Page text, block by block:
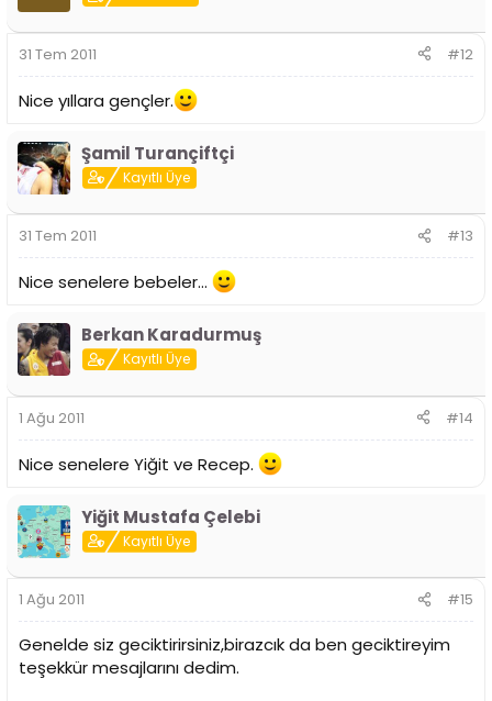
31 Tem 2011 #12
Nice yıllara gençler.
Şamil Turançiftçi
Kayıtlı Üye
31 Tem 2011 #13
Nice senelere bebeler...
Berkan Karadurmuş
Kayıtlı Üye
1 Ağu 2011 #14
Nice senelere Yiğit ve Recep.
Yiğit Mustafa Çelebi
Kayıtlı Üye
1 Ağu 2011 #15
Genelde siz geciktirirsiniz,birazcık da ben geciktireyim
teşekkür mesajlarını dedim.